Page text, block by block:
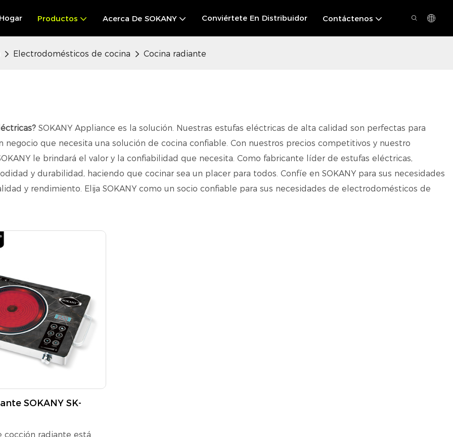
Hogar Productos Acerca De SOKANY Conviértete En Distribuidor Contáctenos
Electrodomésticos de cocina Cocina radiante
SOKANY Appliance es la solución. Nuestras estufas eléctricas de alta calidad son perfectas para
negocio que necesita una solución de cocina confiable. Con nuestros precios competitivos y nuestro
le brindará el valor y la confiabilidad que necesita. Como fabricante líder de estufas eléctricas,
y durabilidad, haciendo que cocinar sea un placer para todos. Confíe en SOKANY para sus necesidades
y rendimiento. Elija SOKANY como un socio confiable para sus necesidades de electrodomésticos de
SOKANY SK-
cocción radiante está